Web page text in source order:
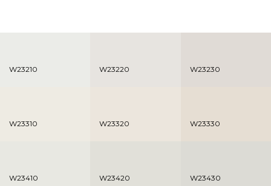
W23210 W23220 W23230
W23310 W23320 W23330
W23410 W23420 W23430